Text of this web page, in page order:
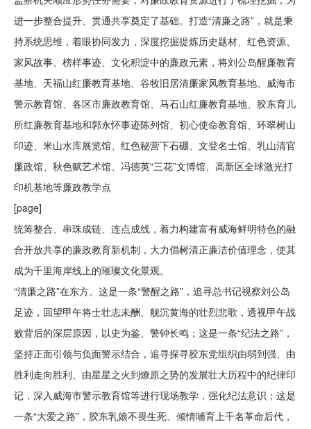
进一步整合提升、贯通共享奠定了基础。打造“清廉之路”，就是秉
持系统思维，着眼协同发力，深度挖掘提炼历史题材、红色资源、
家风故事、榜样事迹、文化积淀中的廉政元素，将刘公岛醒廉教育
基地、天福山红廉教育基地、谷牧旧居清廉家风教育基地、威海市
警示教育馆、各区市廉政教育馆、马石山红廉教育基地、胶东育儿
所红廉教育基地和郭永怀事迹陈列馆、初心使命教育馆、环翠树山
印迹、米山水库展览馆、红色秘营下石硼、文登名士馆、乳山清官
廉政馆、秋色赋艺术馆、冯德英“三花”文博馆、高新区全球激光打
印机基地等廉政教学点
[page]
统筹整合、串珠成链、连点成线，着力构建富有威海鲜明特色的融
合开放共享的廉政教育新机制，大力倡树清正廉洁价值理念，使其
成为千里海岸线上的璀璨文化景观。
“清廉之路”在东方。这是一条“警醒之路”，追寻总书记视察刘公岛
足迹，回望甲午将士壮志未酬、舰沉黄海的壮烈悲歌，透视甲午战
败背后的深层原因，以史为鉴、警钟长鸣；这是一条“纪法之路”，
坚持正面引领与负面警示结合，追寻探寻胶东党组织由弱到强、由
胜利走向胜利、由星星之火到燎原之势的发展壮大历程中的纪律印
记，深入威海市警示教育馆等进行现场教学，强化纪法意识；这是
一条“大爱之路”，胶东乳娘不畏生死、倾情哺育上千名革命后代，